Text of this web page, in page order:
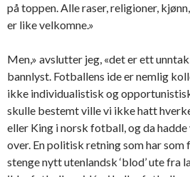
på toppen. Alle raser, religioner,
er like velkomne.»
Men,» avslutter jeg, «det er ett
bannlyst. Fotballens ide er nemlig
ikke individualistisk og
skulle bestemt ville vi ikke hatt
eller King i norsk fotball, og da hadde
over. En politisk retning som har som
stenge nytt utenlandsk ‘blod’ ute fra